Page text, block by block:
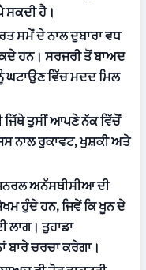
ਹੈ।
ਸਮੇਂ ਦੇ ਨਾਲ ਦੁਬਾਰਾ ਵਧ
ਹਨ। ਸਰਜਰੀ ਤੋਂ ਬਾਅਦ
ਘਟਾਉਣ ਵਿੱਚ ਮਦਦ ਮਿਲ
ਤੁਸੀਂ ਆਪਣੇ ਨੱਕ ਵਿੱਚੋਂ
ਨਾਲ ਰੁਕਾਵਟ, ਖੁਸ਼ਕੀ ਅਤੇ
ਅਨੱਸਥੀਸੀਆ ਦੀ
ਹੁੰਦੇ ਹਨ, ਜਿਵੇਂ ਕਿ ਖੂਨ ਦੇ
ਲਾਗ। ਤੁਹਾਡਾ
ਬਾਰੇ ਚਰਚਾ ਕਰੇਗਾ।